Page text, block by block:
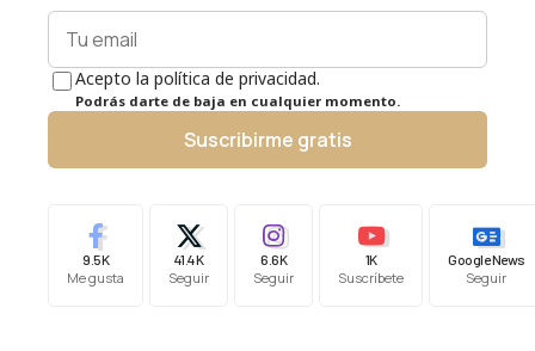
Acepto la política de privacidad.
Podrás darte de baja en cualquier momento.
Suscribirme gratis
9.5K
Me gusta
41.4K
Seguir
6.6K
Seguir
1K
Suscríbete
Google News
Seguir